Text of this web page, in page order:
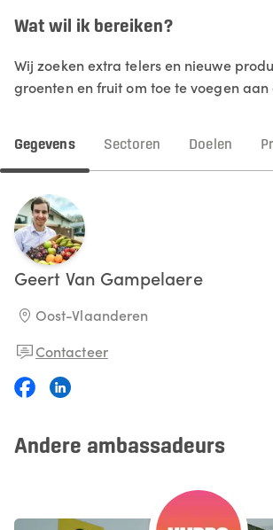
Wat wil ik bereiken?
Wij zoeken extra telers en nieuwe
groenten en fruit om toe te voegen aan
Gegevens Sectoren Doelen
Geert Van Gampelaere
Oost-Vlaanderen
Contacteer
Andere ambassadeurs